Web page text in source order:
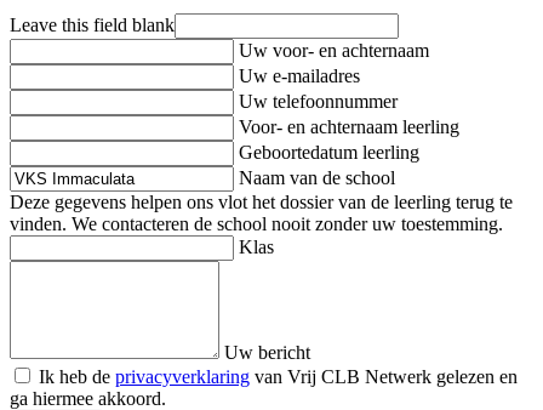
Leave this field blank
Uw voor- en achternaam
Uw e-mailadres
Uw telefoonnummer
Voor- en achternaam leerling
Geboortedatum leerling
Naam van de school
Deze gegevens helpen ons vlot het dossier van de leerling terug te
vinden. We contacteren de school nooit zonder uw toestemming.
Klas
Uw bericht
Ik heb de privacyverklaring van Vrij CLB Netwerk gelezen en
ga hiermee akkoord.